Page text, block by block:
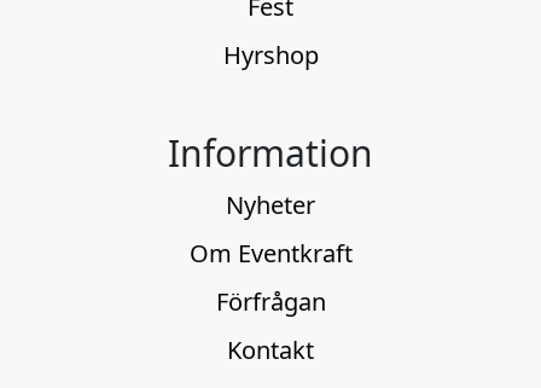
Hyrshop
Information
Nyheter
Om Eventkraft
Förfrågan
Kontakt